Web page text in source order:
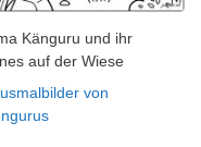
Känguru und ihr
auf der Wiese
von